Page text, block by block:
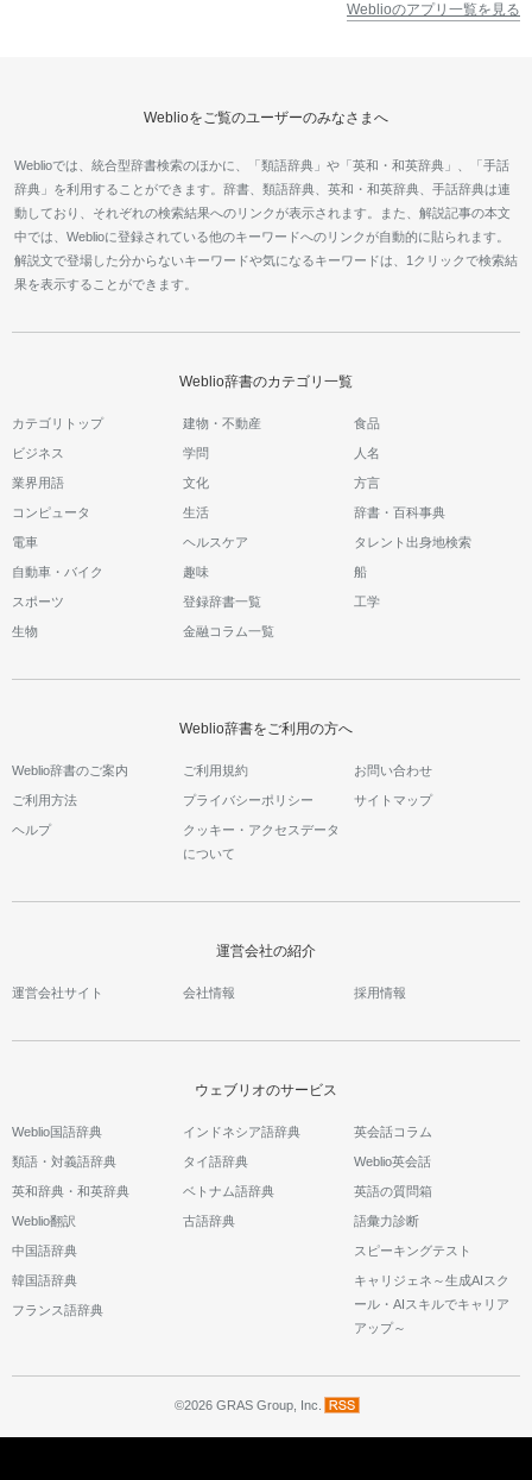
Weblioのアプリ一覧を見る
Weblioをご覧のユーザーのみなさまへ
Weblioでは、統合型辞書検索のほかに、「類語辞典」や「英和・和英辞典」、「手話
辞典」を利用することができます。辞書、類語辞典、英和・和英辞典、手話辞典は連
動しており、それぞれの検索結果へのリンクが表示されます。また、解説記事の本文
中では、Weblioに登録されている他のキーワードへのリンクが自動的に貼られます。
解説文で登場した分からないキーワードや気になるキーワードは、1クリックで検索結
果を表示することができます。
Weblio辞書のカテゴリ一覧
カテゴリトップ 建物・不動産 食品
ビジネス 学問 人名
業界用語 文化 方言
コンピュータ 生活 辞書・百科事典
電車 ヘルスケア タレント出身地検索
自動車・バイク 趣味 船
スポーツ 登録辞書一覧 工学
生物 金融コラム一覧
Weblio辞書をご利用の方へ
Weblio辞書のご案内 ご利用規約 お問い合わせ
ご利用方法 プライバシーポリシー サイトマップ
ヘルプ
クッキー・アクセスデータ
について
運営会社の紹介
運営会社サイト 会社情報 採用情報
ウェブリオのサービス
Weblio国語辞典
類語・対義語辞典
英和辞典・和英辞典
Weblio翻訳
中国語辞典
韓国語辞典
フランス語辞典
インドネシア語辞典
タイ語辞典
ベトナム語辞典
古語辞典
英会話コラム
Weblio英会話
英語の質問箱
語彙力診断
スピーキングテスト
キャリジェネ～生成AIスク
ール・AIスキルでキャリア
アップ～
©2026 GRAS Group, Inc.